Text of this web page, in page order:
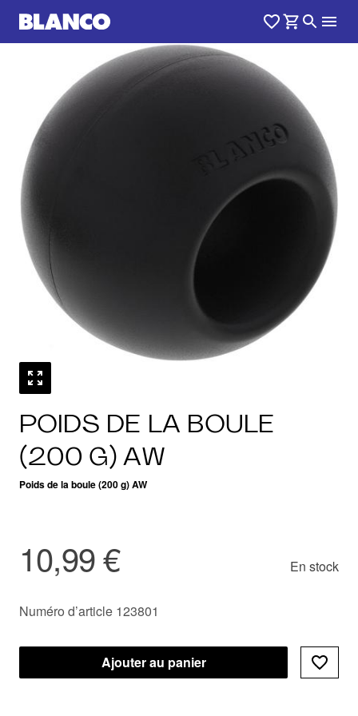
POIDS DE LA BOULE
(200 G) AW
Poids de la boule (200 g) AW
10,99 € En stock
Numéro d’article 123801
Ajouter au panier